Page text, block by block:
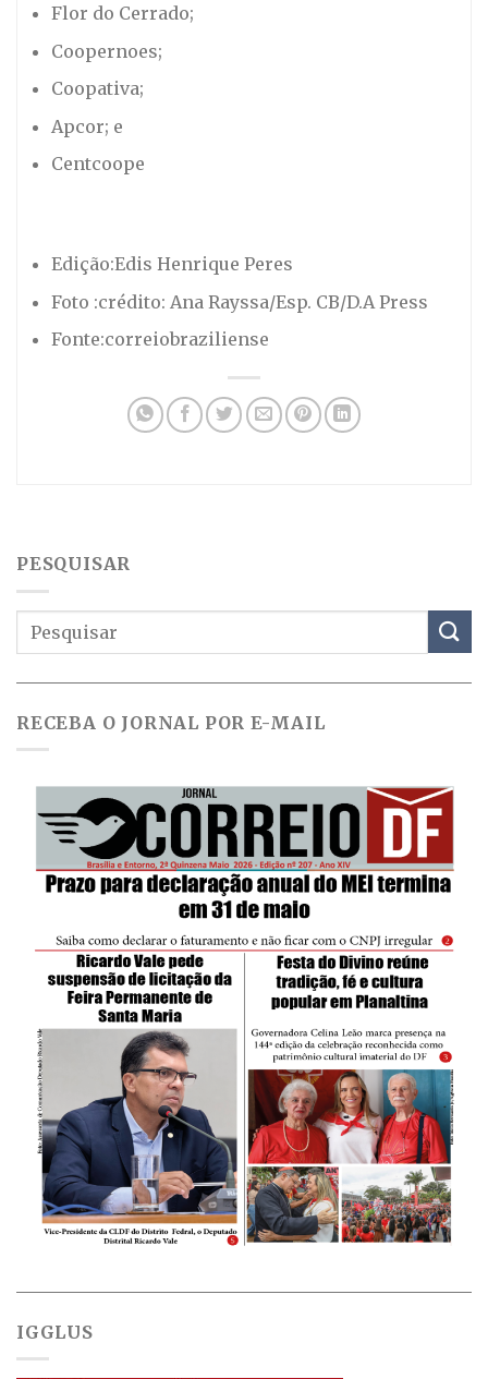
Flor do Cerrado;
Coopernoes;
Coopativa;
Apcor; e
Centcoope
Edição:Edis Henrique Peres
Foto :crédito: Ana Rayssa/Esp. CB/D.A Press
Fonte:correiobraziliense
PESQUISAR
RECEBA O JORNAL POR E-MAIL
IGGLUS